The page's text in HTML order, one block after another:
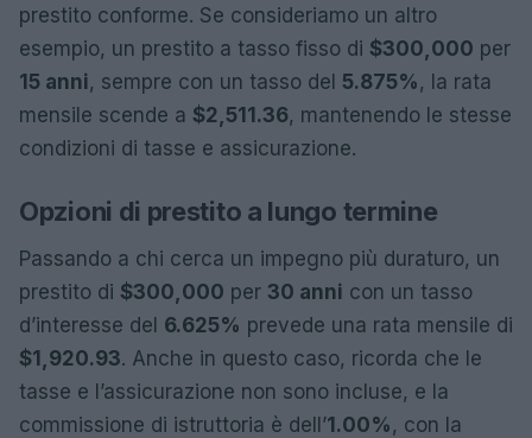
prestito conforme. Se consideriamo un altro
esempio, un prestito a tasso fisso di $300,000 per
15 anni, sempre con un tasso del 5.875%, la rata
mensile scende a $2,511.36, mantenendo le stesse
condizioni di tasse e assicurazione.
Opzioni di prestito a lungo termine
Passando a chi cerca un impegno più duraturo, un
prestito di $300,000 per 30 anni con un tasso
d’interesse del 6.625% prevede una rata mensile di
$1,920.93. Anche in questo caso, ricorda che le
tasse e l’assicurazione non sono incluse, e la
commissione di istruttoria è dell’1.00%, con la